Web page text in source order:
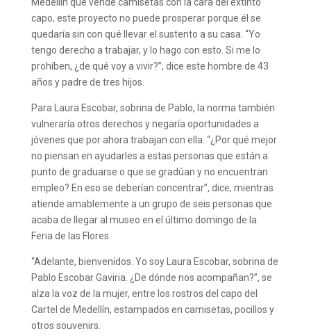
capo, este proyecto no puede prosperar porque él se
quedaría sin con qué llevar el sustento a su casa. “Yo
tengo derecho a trabajar, y lo hago con esto. Si me lo
prohíben, ¿de qué voy a vivir?”, dice este hombre de 43
años y padre de tres hijos.
Para Laura Escobar, sobrina de Pablo, la norma también
vulneraría otros derechos y negaría oportunidades a
jóvenes que por ahora trabajan con ella. “¿Por qué mejor
no piensan en ayudarles a estas personas que están a
punto de graduarse o que se gradúan y no encuentran
empleo? En eso se deberían concentrar”, dice, mientras
atiende amablemente a un grupo de seis personas que
acaba de llegar al museo en el último domingo de la
Feria de las Flores.
“Adelante, bienvenidos. Yo soy Laura Escobar, sobrina de
Pablo Escobar Gaviria. ¿De dónde nos acompañan?”, se
alza la voz de la mujer, entre los rostros del capo del
Cartel de Medellín, estampados en camisetas, pocillos y
otros souvenirs.